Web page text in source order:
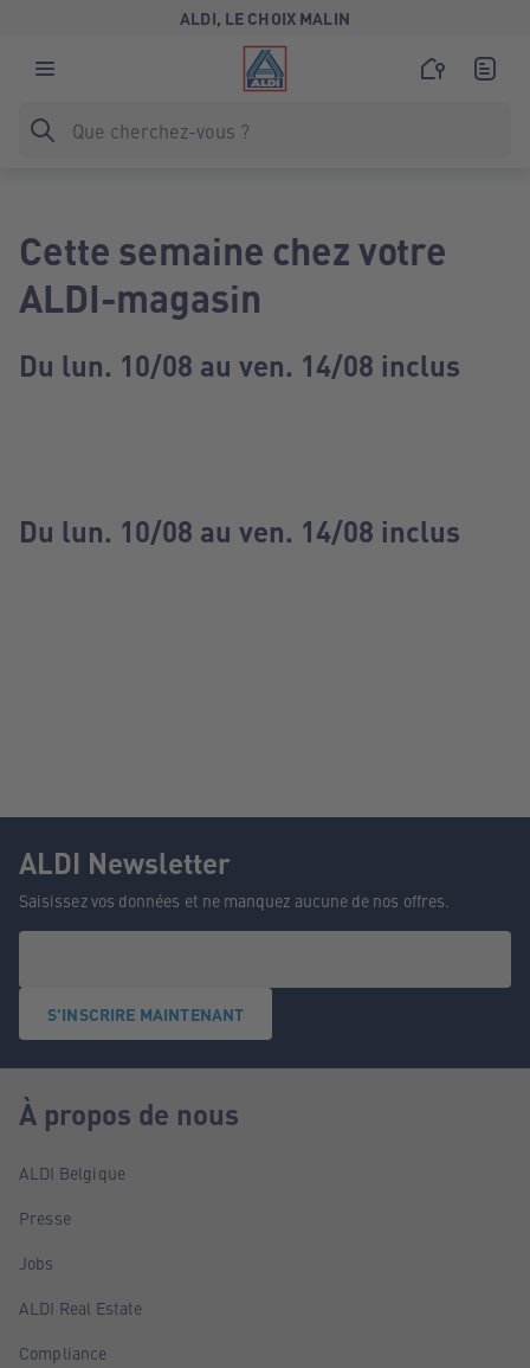
ALDI, LE CHOIX MALIN
Cette semaine chez votre
ALDI-magasin
Du lun. 10/08 au ven. 14/08 inclus
Du lun. 10/08 au ven. 14/08 inclus
ALDI Newsletter
Saisissez vos données et ne manquez aucune de nos offres.
S'INSCRIRE MAINTENANT
À propos de nous
ALDI Belgique
Presse
Jobs
ALDI Real Estate
Compliance